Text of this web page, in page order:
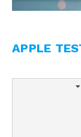
APPLE